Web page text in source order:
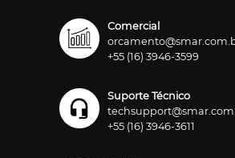
Comercial
+55 (16) 3946-3599
Suporte Técnico
+55 (16) 3946-3611